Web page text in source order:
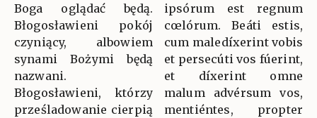
Boga oglądać będą.
Błogosławieni pokój
czyniący, albowiem
synami Bożymi będą
nazwani.
Błogosławieni, którzy
prześladowanie cierpią
ipsórum est regnum
cœlórum. Beáti estis,
cum maledíxerint vobis
et persecúti vos fúerint,
et díxerint omne
malum advérsum vos,
mentiéntes, propter